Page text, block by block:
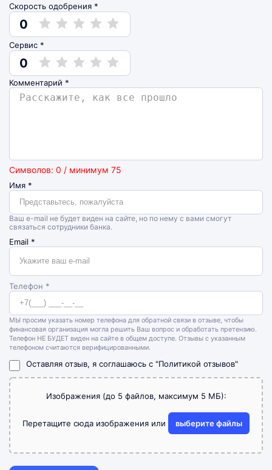
Скорость одобрения *
0
Сервис *
0
Комментарий *
Символов: 0 / минимум 75
Имя *
Ваш e-mail не будет виден на сайте, но по нему с вами смогут
связаться сотрудники банка.
Email *
Телефон *
МЫ просим указать номер телефона для обратной связи в отзыве, чтобы
финансовая организация могла решить Ваш вопрос и обработать претензию.
Телефон НЕ БУДЕТ виден на сайте в общем доступе. Отзывы с указанным
телефоном считаются верифицированными.
Оставляя отзыв, я соглашаюсь с "Политикой отзывов"
Изображения (до 5 файлов, максимум 5 МБ):
Перетащите сюда изображения или выберите файлы